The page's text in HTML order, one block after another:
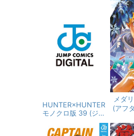
HUNTER×HUNTER
モノクロ版 39 (ジャ
ンプコミックスDIGIT
AL)
メダ
(アフ